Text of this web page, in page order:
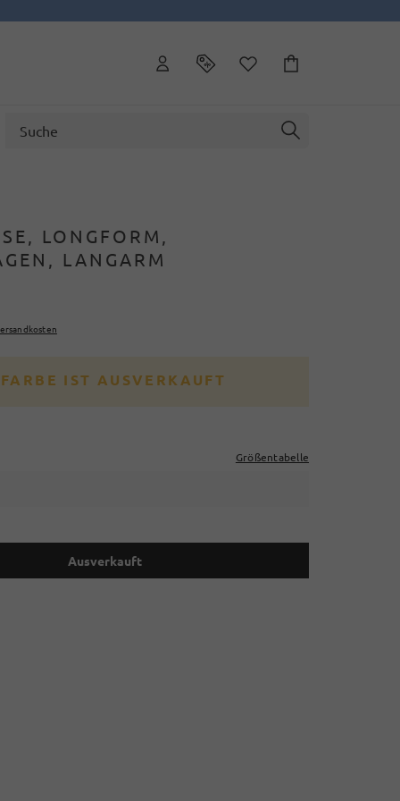
LONGFORM,
LANGARM
IST AUSVERKAUFT
Größentabelle
Ausverkauft